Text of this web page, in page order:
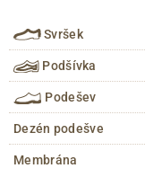
Svršek
Podšívka
Podešev
Dezén podešve
Membrána